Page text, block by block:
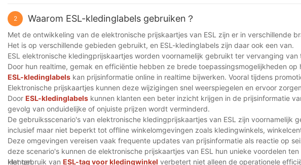
2 Waarom ESL-kledinglabels gebruiken？
Met de ontwikkeling van de elektronische prijskaartjes van ESL zijn er in verschillende
Het is op verschillende gebieden gebruikt, en ESL-kledinglabels zijn daar ook een van.
ESL elektronische kledingprijskaartjes worden voornamelijk gebruikt ter vervanging
Door hun realtime, gemak en efficiëntie hebben ze brede toepassingsmogelijkheden
ESL-kledinglabels kan prijsinformatie online in realtime bijwerken. Vooral tijdens
Elektronische prijskaartjes kunnen deze wijzigingen snel weerspiegelen en ervoor
Door ESL-kledinglabels kunnen klanten een beter inzicht krijgen in de prijsinformatie
gevolg van onduidelijke of onjuiste prijzen wordt verminderd.
De gebruiksscenario's van elektronische kledingprijskaartjes van ESL zijn
inclusief maar niet beperkt tot offline winkelomgevingen zoals kledingwinkels,
Deze omgevingen vereisen vaak frequente updates van prijsinformatie als reactie op
deze scenario's kunnen de elektronische prijskaartjes van ESL hun unieke voordelen
klanten.
Het gebruik van ESL-tag voor kledingwinkel verbetert niet alleen de operationele